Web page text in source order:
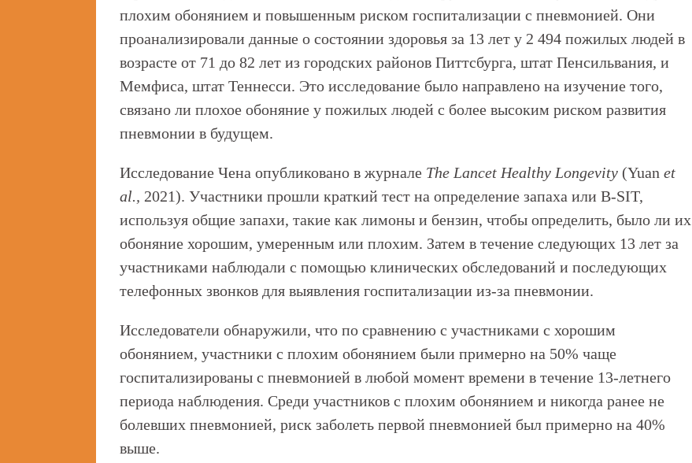
плохим обонянием и повышенным риском госпитализации с пневмонией. Они
проанализировали данные о состоянии здоровья за 13 лет у 2 494 пожилых людей в
возрасте от 71 до 82 лет из городских районов Питтсбурга, штат Пенсильвания, и
Мемфиса, штат Теннесси. Это исследование было направлено на изучение того,
связано ли плохое обоняние у пожилых людей с более высоким риском развития
пневмонии в будущем.
Исследование Чена опубликовано в журнале The Lancet Healthy Longevity (Yuan et
al., 2021). Участники прошли краткий тест на определение запаха или B-SIT,
используя общие запахи, такие как лимоны и бензин, чтобы определить, было ли их
обоняние хорошим, умеренным или плохим. Затем в течение следующих 13 лет за
участниками наблюдали с помощью клинических обследований и последующих
телефонных звонков для выявления госпитализации из-за пневмонии.
Исследователи обнаружили, что по сравнению с участниками с хорошим
обонянием, участники с плохим обонянием были примерно на 50% чаще
госпитализированы с пневмонией в любой момент времени в течение 13-летнего
периода наблюдения. Среди участников с плохим обонянием и никогда ранее не
болевших пневмонией, риск заболеть первой пневмонией был примерно на 40%
выше.